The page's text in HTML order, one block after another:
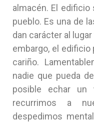
almacén. El
pueblo. Es una de
dan carácter al
embargo, el
cariño.
nadie que pueda
posible echar un
recurrimos a
despedimos